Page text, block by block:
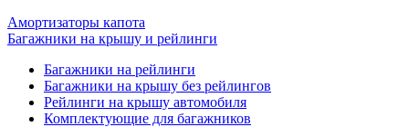
Амортизаторы капота
Багажники на крышу и рейлинги
Багажники на рейлинги
Багажники на крышу без рейлингов
Рейлинги на крышу автомобиля
Комплектующие для багажников